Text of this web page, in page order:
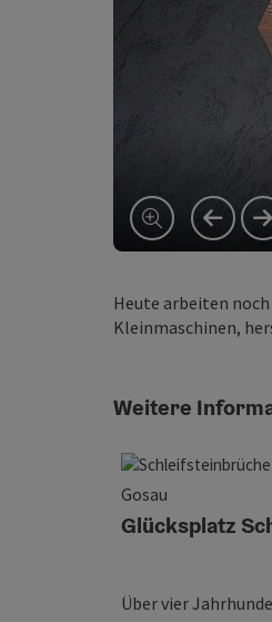
Heute arbeiten
Kleinmaschinen,
Weitere
Gosau
Glücksplatz
Über vier